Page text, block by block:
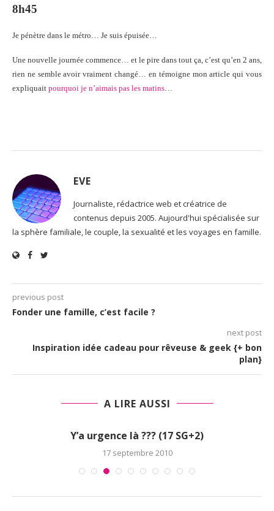
8h45
Je pénètre dans le métro… Je suis épuisée…
Une nouvelle journée commence… et le pire dans tout ça, c’est qu’en 2 ans,
rien ne semble avoir vraiment changé… en témoigne mon article qui vous
expliquait pourquoi je n’aimais pas les matins…
EVE
Journaliste, rédactrice web et créatrice de
contenus depuis 2005. Aujourd'hui spécialisée sur
la sphère familiale, le couple, la sexualité et les voyages en famille.
previous post
Fonder une famille, c’est facile ?
next post
Inspiration idée cadeau pour rêveuse & geek {+ bon
plan}
A LIRE AUSSI
Y’a urgence là ??? (17 SG+2)
17 septembre 2010